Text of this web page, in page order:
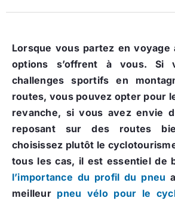
Lorsque vous partez en voyage
options s’offrent à vous. Si
challenges sportifs en
routes, vous pouvez opter pour
revanche, si vous avez envie
reposant sur des routes
choisissez plutôt le
tous les cas, il est essentiel de
l’importance du profil du pneu
meilleur pneu vélo pour le